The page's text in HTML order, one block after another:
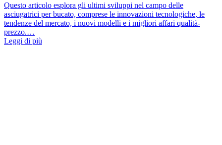
Questo articolo esplora gli ultimi sviluppi nel campo delle
asciugatrici per bucato, comprese le innovazioni tecnologiche, le
tendenze del mercato, i nuovi modelli e i migliori affari qualità-
prezzo.…
Leggi di più